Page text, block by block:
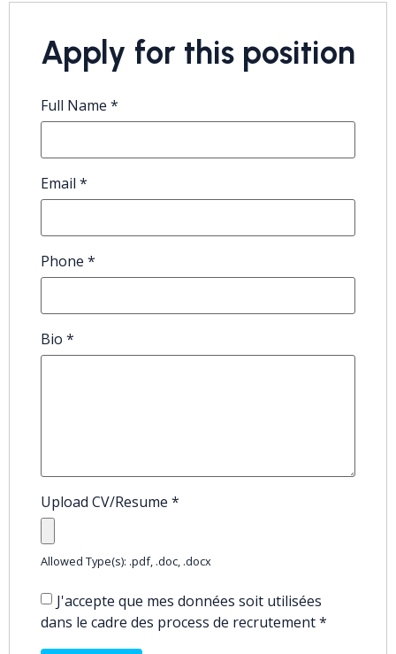
Apply for this position
Full Name *
Email *
Phone *
Bio *
Upload CV/Resume *
Allowed Type(s): .pdf, .doc, .docx
J'accepte que mes données soit utilisées
dans le cadre des process de recrutement*